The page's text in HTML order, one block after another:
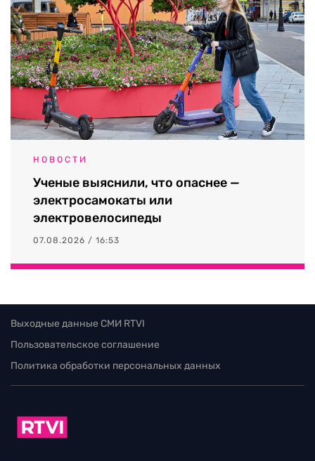
НОВОСТИ
Ученые выяснили, что опаснее —
электросамокаты или
электровелосипеды
07.08.2026 / 16:53
Выходные данные СМИ RTVI
Пользовательское соглашение
Политика обработки персональных данных